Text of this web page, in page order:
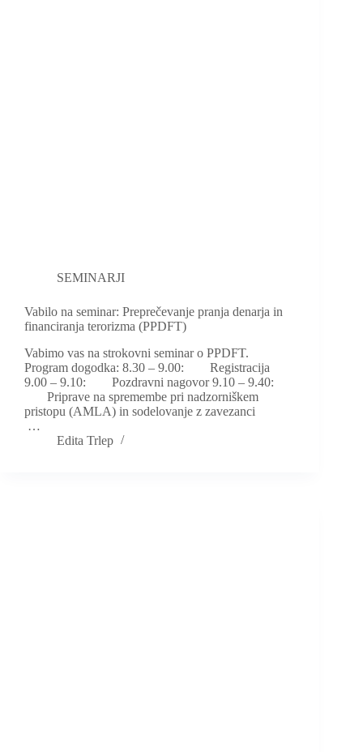
SEMINARJI
Vabilo na seminar: Preprečevanje pranja denarja in
financiranja terorizma (PPDFT)
Vabimo vas na strokovni seminar o PPDFT.
Program dogodka: 8.30 – 9.00: Registracija
9.00 – 9.10: Pozdravni nagovor 9.10 – 9.40:
Priprave na spremembe pri nadzorniškem
pristopu (AMLA) in sodelovanje z zavezanci
…
Edita Trlep